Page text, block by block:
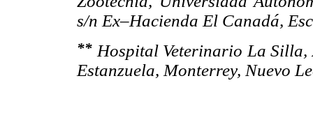
s/n Ex–Hacienda El Canadá,
** Hospital Veterinario La
Estanzuela, Monterrey, Nuevo